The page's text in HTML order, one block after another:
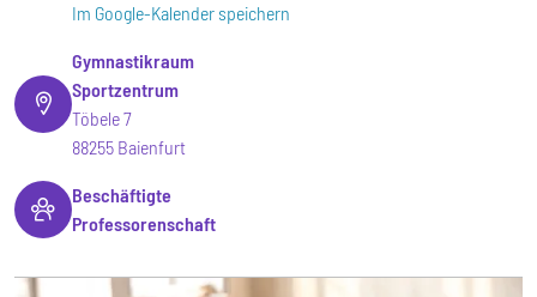
Im Google-Kalender speichern
Gymnastikraum
Sportzentrum
Töbele 7
88255 Baienfurt
Beschäftigte
Professorenschaft